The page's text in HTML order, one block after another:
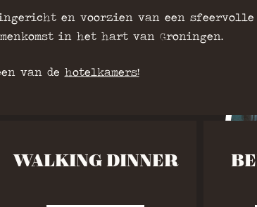
en voorzien van een sfeervolle
in het hart van Groningen.
van de hotelkamers!
WALKING DINNER